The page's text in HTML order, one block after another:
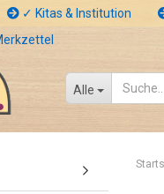
✓ Kitas & Institution
Alle